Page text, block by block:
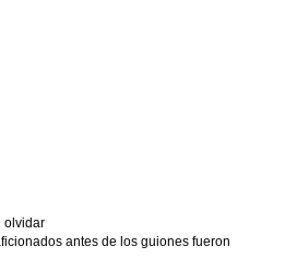
olvidar
antes de los guiones fueron